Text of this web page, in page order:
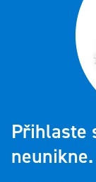
Přihlaste